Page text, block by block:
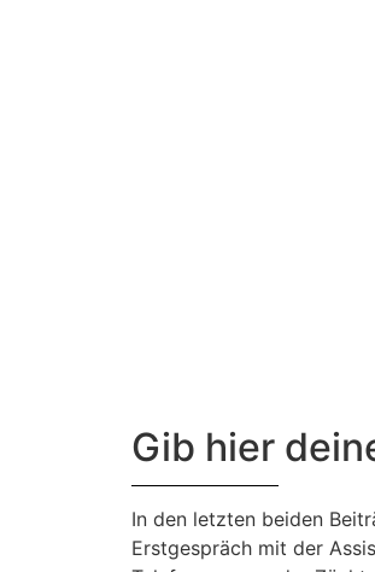
Gib hier
In den letzten beiden
Erstgespräch mit der